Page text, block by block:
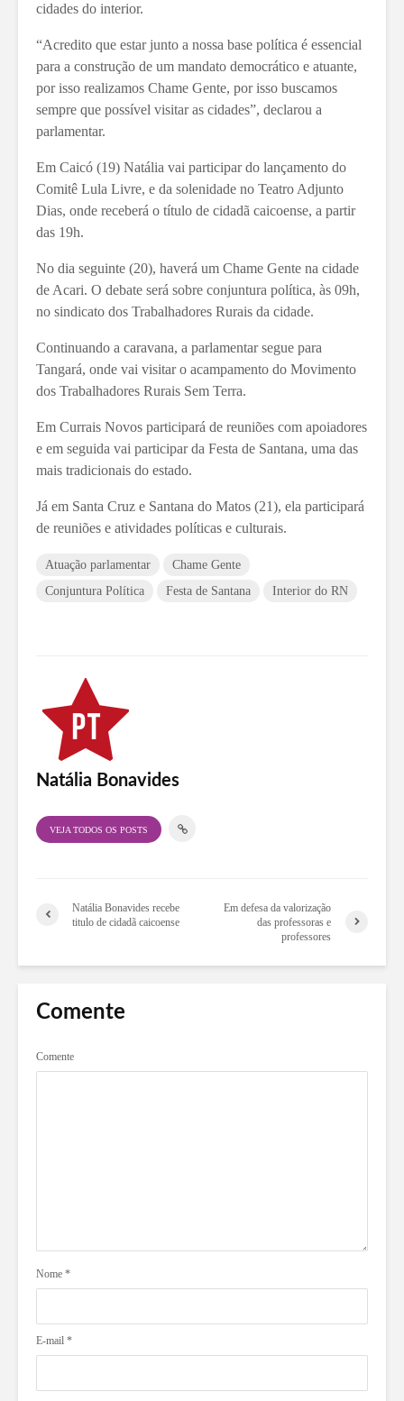
cidades do interior.
“Acredito que estar junto a nossa base política é essencial
para a construção de um mandato democrático e atuante,
por isso realizamos Chame Gente, por isso buscamos
sempre que possível visitar as cidades”, declarou a
parlamentar.
Em Caicó (19) Natália vai participar do lançamento do
Comitê Lula Livre, e da solenidade no Teatro Adjunto
Dias, onde receberá o título de cidadã caicoense, a partir
das 19h.
No dia seguinte (20), haverá um Chame Gente na cidade
de Acari. O debate será sobre conjuntura política, às 09h,
no sindicato dos Trabalhadores Rurais da cidade.
Continuando a caravana, a parlamentar segue para
Tangará, onde vai visitar o acampamento do Movimento
dos Trabalhadores Rurais Sem Terra.
Em Currais Novos participará de reuniões com apoiadores
e em seguida vai participar da Festa de Santana, uma das
mais tradicionais do estado.
Já em Santa Cruz e Santana do Matos (21), ela participará
de reuniões e atividades políticas e culturais.
Atuação parlamentar
Chame Gente
Conjuntura Política
Festa de Santana Interior do RN
Natália Bonavides
VEJA TODOS OS POSTS
Natália Bonavides recebe
titulo de cidadã caicoense
Em defesa da valorização
das professoras e
professores
Comente
Comente
Nome *
E-mail *